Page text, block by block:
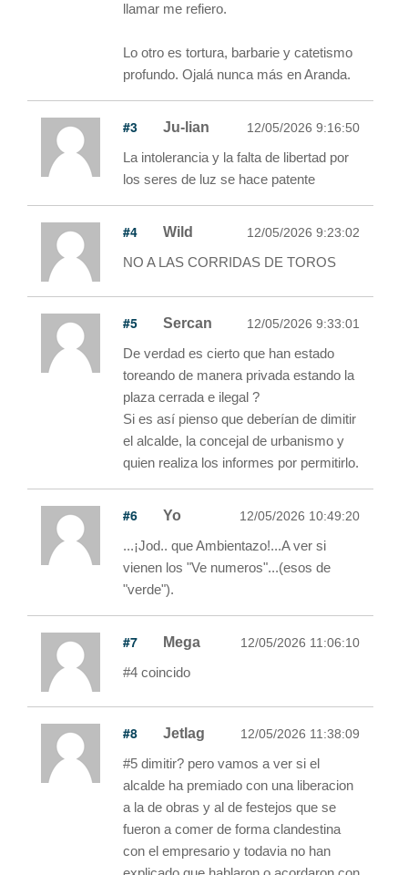
llamar me refiero.
Lo otro es tortura, barbarie y catetismo
profundo. Ojalá nunca más en Aranda.
#3 Ju-lian 12/05/2026 9:16:50
La intolerancia y la falta de libertad por
los seres de luz se hace patente
#4 Wild 12/05/2026 9:23:02
NO A LAS CORRIDAS DE TOROS
#5 Sercan 12/05/2026 9:33:01
De verdad es cierto que han estado
toreando de manera privada estando la
plaza cerrada e ilegal ?
Si es así pienso que deberían de dimitir
el alcalde, la concejal de urbanismo y
quien realiza los informes por permitirlo.
#6 Yo 12/05/2026 10:49:20
...¡Jod.. que Ambientazo!...A ver si
vienen los "Ve numeros"...(esos de
"verde").
#7 Mega 12/05/2026 11:06:10
#4 coincido
#8 Jetlag 12/05/2026 11:38:09
#5 dimitir? pero vamos a ver si el
alcalde ha premiado con una liberacion
a la de obras y al de festejos que se
fueron a comer de forma clandestina
con el empresario y todavia no han